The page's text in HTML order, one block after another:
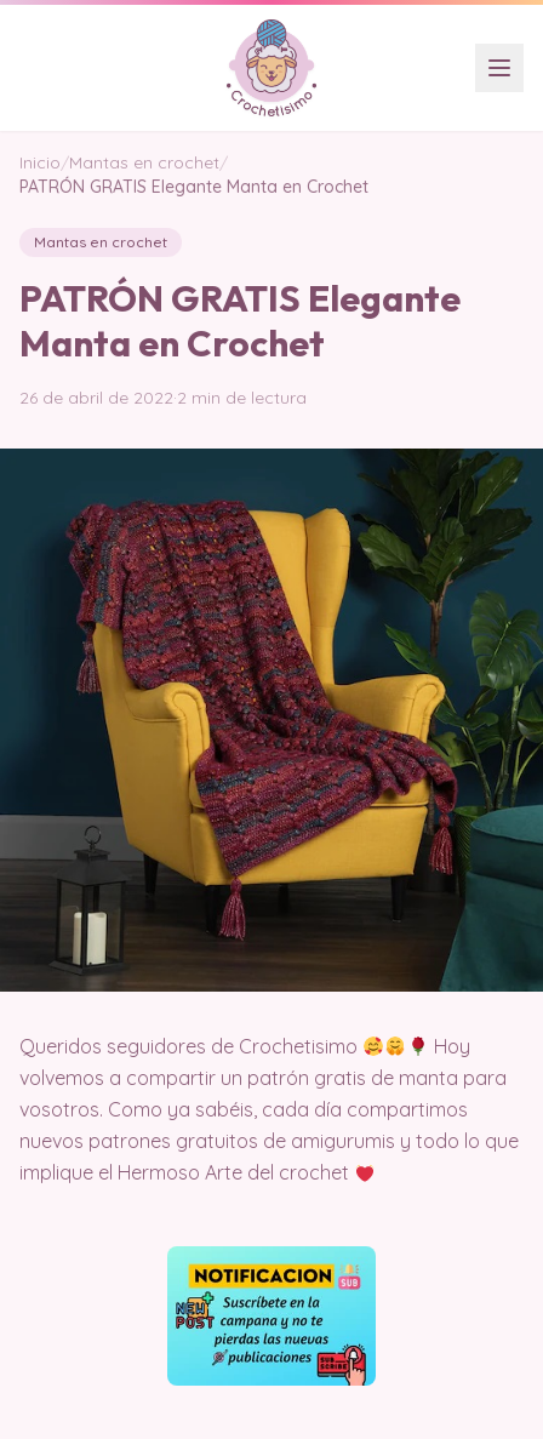
Inicio/Mantas en crochet/
PATRÓN GRATIS Elegante Manta en Crochet
Mantas en crochet
PATRÓN GRATIS Elegante
Manta en Crochet
26 de abril de 2022·2 min de lectura
Queridos seguidores de Crochetisimo
Hoy
volvemos a compartir un patrón gratis de manta para
vosotros. Como ya sabéis, cada día compartimos
nuevos patrones gratuitos de amigurumis y todo lo que
implique el Hermoso Arte del crochet